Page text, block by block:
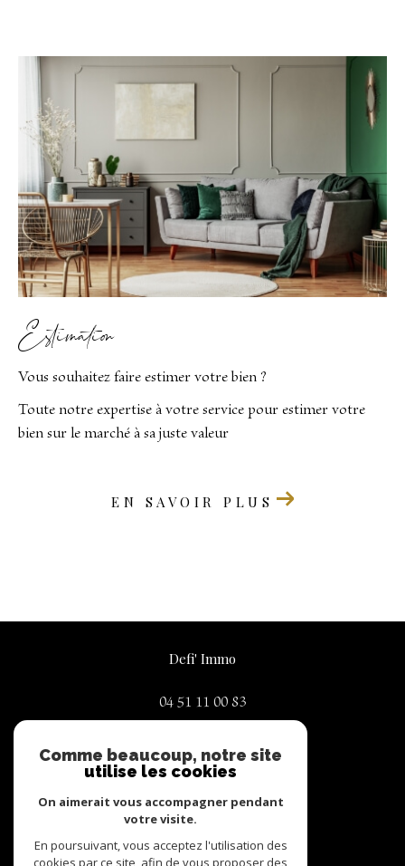
Estimation
Vous souhaitez faire estimer votre bien ?
Toute notre expertise à votre service pour estimer votre
bien sur le marché à sa juste valeur
EN SAVOIR PLUS
Defi' Immo
04 51 11 00 83
74 place de la liberté
Nous suivre sur
Comme beaucoup, notre site
utilise les cookies
On aimerait vous accompagner pendant
votre visite.
En poursuivant, vous acceptez l'utilisation des
cookies par ce site, afin de vous proposer des